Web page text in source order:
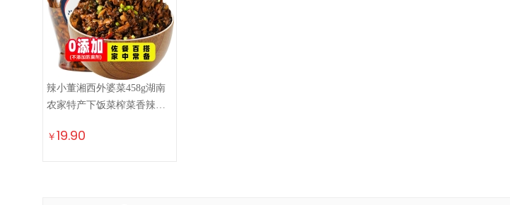
辣小董湘西外婆菜458g湖南
农家特产下饭菜榨菜香辣酱
￥19.90